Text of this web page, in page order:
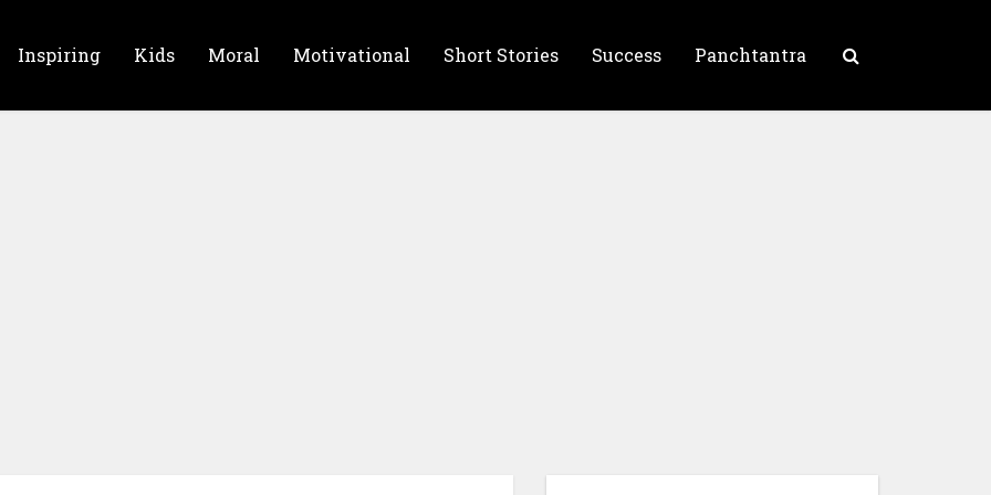
Inspiring Kids Moral Motivational Short Stories Success Panchtantra